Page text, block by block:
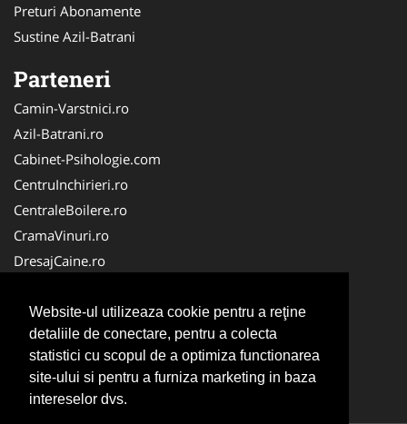
Website-ul utilizeaza cookie pentru a reţine
detaliile de conectare, pentru a colecta
statistici cu scopul de a optimiza functionarea
site-ului si pentru a furniza marketing in baza
intereselor dvs.
Preturi Abonamente
Sustine Azil-Batrani
Parteneri
Camin-Varstnici.ro
Azil-Batrani.ro
Cabinet-Psihologie.com
CentruInchirieri.ro
CentraleBoilere.ro
CramaVinuri.ro
DresajCaine.ro
Alpinist-Utilitar.com
Birouri-Cadastru.ro
FirmaTractariAuto.ro
Service-Reparatii.com